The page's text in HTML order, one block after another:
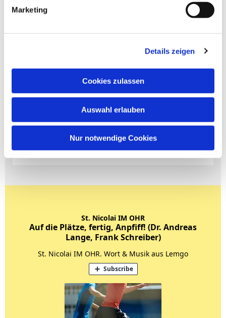
Marketing
Details zeigen
Cookies zulassen
Auswahl erlauben
Nur notwendige Cookies